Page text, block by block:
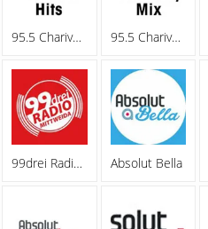
95.5 Charivari - Sommerhits 95.5 Charivari - Tom Novy Mix
99drei Radio Mittweida Absolut Bella